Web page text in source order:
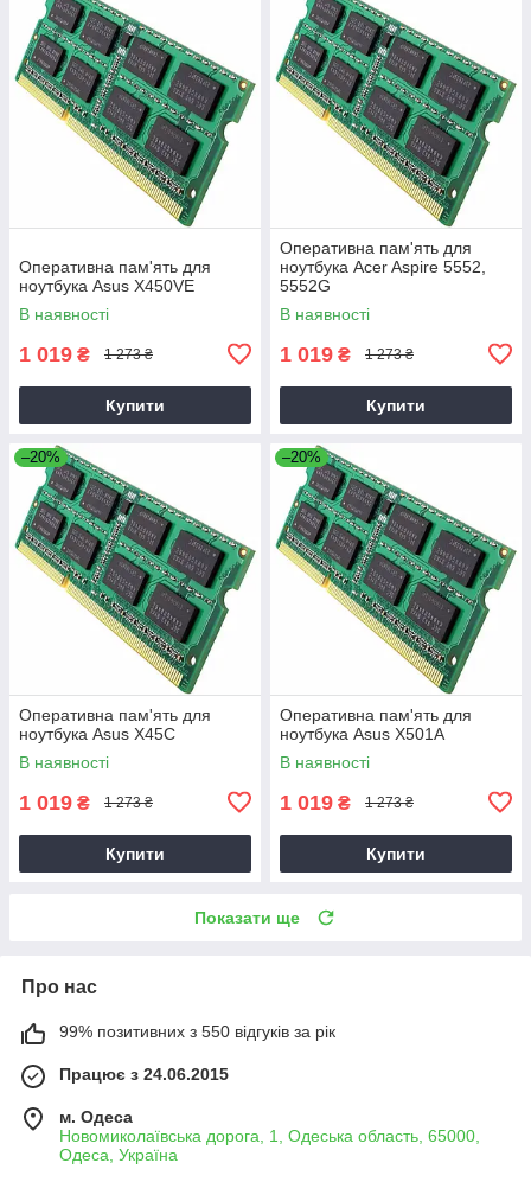
Оперативна пам'ять для
ноутбука Asus X450VE
В наявності
1 019 ₴ 1 273 ₴
Купити
Оперативна пам'ять для
ноутбука Acer Aspire 5552,
5552G
В наявності
1 019 ₴ 1 273 ₴
Купити
–20%
Оперативна пам'ять для
ноутбука Asus X45C
В наявності
1 019 ₴ 1 273 ₴
Купити
–20%
Оперативна пам'ять для
ноутбука Asus X501A
В наявності
1 019 ₴ 1 273 ₴
Купити
Показати ще
Про нас
99% позитивних з 550 відгуків за рік
Працює з 24.06.2015
м. Одеса
Новомиколаївська дорога, 1, Одеська область, 65000,
Одеса, Україна